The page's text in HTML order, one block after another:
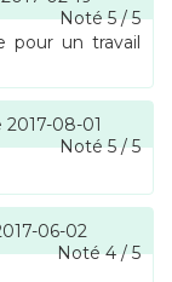
Noté5/5
pour un travail
2017-08-01
Noté5/5
06-02
Noté4/5